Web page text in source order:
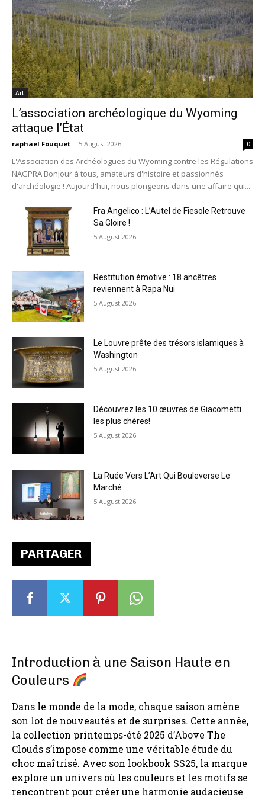
PARTAGER
Introduction à une Saison Haute en
Couleurs
Dans le monde de la mode, chaque saison amène
son lot de nouveautés et de surprises. Cette année,
la collection printemps-été 2025 d’Above The
Clouds s’impose comme une véritable étude du
choc maîtrisé. Avec son lookbook SS25, la marque
explore un univers où les couleurs et les motifs se
rencontrent pour créer une harmonie audacieuse
Art
L’association archéologique du Wyoming
attaque l’État
raphael Fouquet - 5 August 2026 0
L'Association des Archéologues du Wyoming contre les Régulations
NAGPRA Bonjour à tous, amateurs d'histoire et passionnés
d'archéologie ! Aujourd'hui, nous plongeons dans une affaire qui...
Fra Angelico : L’Autel de Fiesole Retrouve
Sa Gloire !
5 August 2026
Restitution émotive : 18 ancêtres
reviennent à Rapa Nui
5 August 2026
Le Louvre prête des trésors islamiques à
Washington
5 August 2026
Découvrez les 10 œuvres de Giacometti
les plus chères!
5 August 2026
La Ruée Vers L’Art Qui Bouleverse Le
Marché
5 August 2026